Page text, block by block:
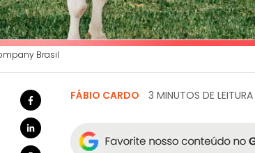
Brasil
FÁBIO CARDO 3 MINUTOS DE LEITURA